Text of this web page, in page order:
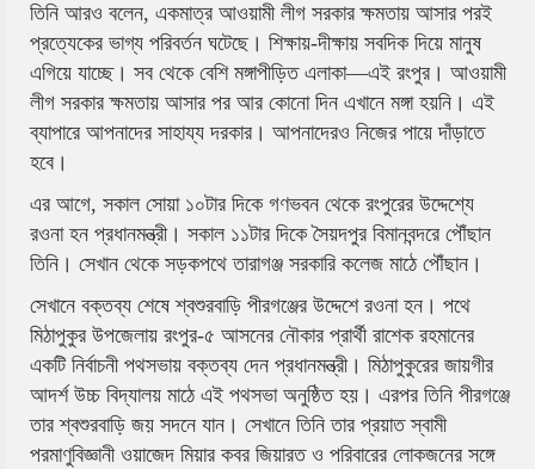
তিনি আরও বলেন, একমাত্র আওয়ামী লীগ সরকার ক্ষমতায় আসার পরই
প্রত্যেকের ভাগ্য পরিবর্তন ঘটেছে। শিক্ষায়-দীক্ষায় সবদিক দিয়ে মানুষ
এগিয়ে যাচ্ছে। সব থেকে বেশি মঙ্গাপীড়িত এলাকা—এই রংপুর। আওয়ামী
লীগ সরকার ক্ষমতায় আসার পর আর কোনো দিন এখানে মঙ্গা হয়নি। এই
ব্যাপারে আপনাদের সাহায্য দরকার। আপনাদেরও নিজের পায়ে দাঁড়াতে
হবে।
এর আগে, সকাল সোয়া ১০টার দিকে গণভবন থেকে রংপুরের উদ্দেশ্যে
রওনা হন প্রধানমন্ত্রী। সকাল ১১টার দিকে সৈয়দপুর বিমানবন্দরে পৌঁছান
তিনি। সেখান থেকে সড়কপথে তারাগঞ্জ সরকারি কলেজ মাঠে পৌঁছান।
সেখানে বক্তব্য শেষে শ্বশুরবাড়ি পীরগঞ্জের উদ্দেশে রওনা হন। পথে
মিঠাপুকুর উপজেলায় রংপুর-৫ আসনের নৌকার প্রার্থী রাশেক রহমানের
একটি নির্বাচনী পথসভায় বক্তব্য দেন প্রধানমন্ত্রী। মিঠাপুকুরের জায়গীর
আদর্শ উচ্চ বিদ্যালয় মাঠে এই পথসভা অনুষ্ঠিত হয়। এরপর তিনি পীরগঞ্জে
তার শ্বশুরবাড়ি জয় সদনে যান। সেখানে তিনি তার প্রয়াত স্বামী
পরমাণুবিজ্ঞানী ওয়াজেদ মিয়ার কবর জিয়ারত ও পরিবারের লোকজনের সঙ্গে